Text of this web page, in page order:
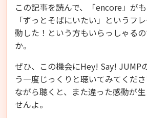
この記事を読んで、「encore」が
「ずっとそばにいたい」というフ
動した！という方もいらっしゃる
か。
ぜひ、この機会にHey! Say! JUMP
う一度じっくりと聴いてみてくだ
ながら聴くと、また違った感動が
せんよ。